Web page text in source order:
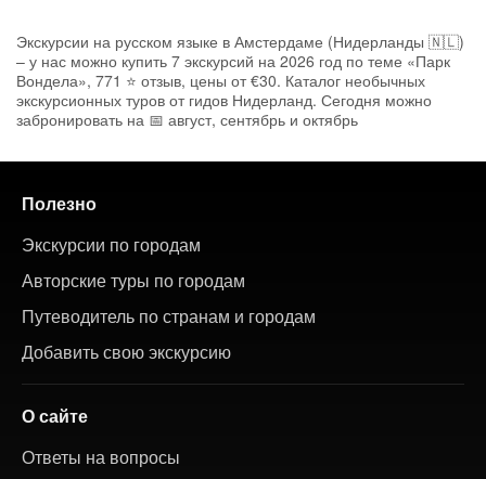
Экскурсии на русском языке в Амстердаме (Нидерланды 🇳🇱)
– у нас можно купить 7 экскурсий на 2026 год по теме «Парк
Вондела», 771 ⭐ отзыв, цены от €30. Каталог необычных
экскурсионных туров от гидов Нидерланд. Сегодня можно
забронировать на 📅 август, сентябрь и октябрь
Полезно
Экскурсии по городам
Авторские туры по городам
Путеводитель по странам и городам
Добавить свою экскурсию
О сайте
Ответы на вопросы